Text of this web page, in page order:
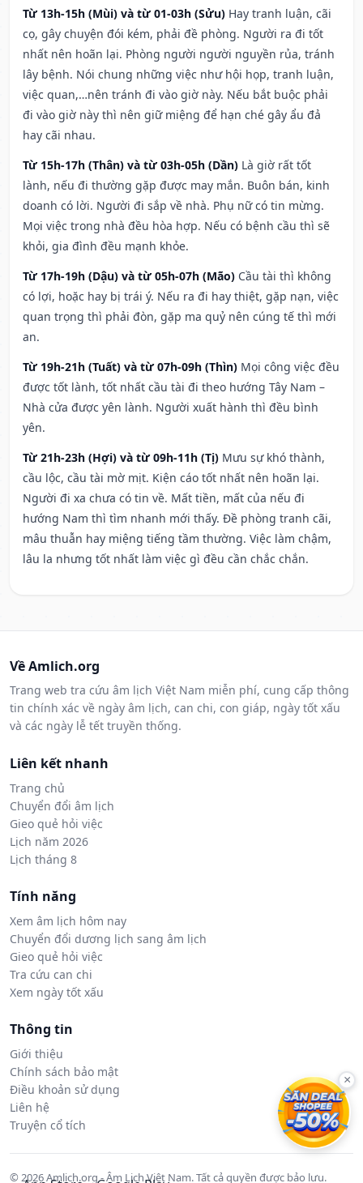
Từ 13h-15h (Mùi) và từ 01-03h (Sửu) Hay tranh luận, cãi
cọ, gây chuyện đói kém, phải đề phòng. Người ra đi tốt
nhất nên hoãn lại. Phòng người người nguyền rủa, tránh
lây bệnh. Nói chung những việc như hội họp, tranh luận,
việc quan,…nên tránh đi vào giờ này. Nếu bắt buộc phải
đi vào giờ này thì nên giữ miệng để hạn ché gây ẩu đả
hay cãi nhau.
Từ 15h-17h (Thân) và từ 03h-05h (Dần) Là giờ rất tốt
lành, nếu đi thường gặp được may mắn. Buôn bán, kinh
doanh có lời. Người đi sắp về nhà. Phụ nữ có tin mừng.
Mọi việc trong nhà đều hòa hợp. Nếu có bệnh cầu thì sẽ
khỏi, gia đình đều mạnh khỏe.
Từ 17h-19h (Dậu) và từ 05h-07h (Mão) Cầu tài thì không
có lợi, hoặc hay bị trái ý. Nếu ra đi hay thiệt, gặp nạn, việc
quan trọng thì phải đòn, gặp ma quỷ nên cúng tế thì mới
an.
Từ 19h-21h (Tuất) và từ 07h-09h (Thìn) Mọi công việc đều
được tốt lành, tốt nhất cầu tài đi theo hướng Tây Nam –
Nhà cửa được yên lành. Người xuất hành thì đều bình
yên.
Từ 21h-23h (Hợi) và từ 09h-11h (Tị) Mưu sự khó thành,
cầu lộc, cầu tài mờ mịt. Kiện cáo tốt nhất nên hoãn lại.
Người đi xa chưa có tin về. Mất tiền, mất của nếu đi
hướng Nam thì tìm nhanh mới thấy. Đề phòng tranh cãi,
mâu thuẫn hay miệng tiếng tầm thường. Việc làm chậm,
lâu la nhưng tốt nhất làm việc gì đều cần chắc chắn.
Về Amlich.org
Trang web tra cứu âm lịch Việt Nam miễn phí, cung cấp thông
tin chính xác về ngày âm lịch, can chi, con giáp, ngày tốt xấu
và các ngày lễ tết truyền thống.
Liên kết nhanh
Trang chủ
Chuyển đổi âm lịch
Gieo quẻ hỏi việc
Lịch năm 2026
Lịch tháng 8
Tính năng
Xem âm lịch hôm nay
Chuyển đổi dương lịch sang âm lịch
Gieo quẻ hỏi việc
Tra cứu can chi
Xem ngày tốt xấu
Thông tin
Giới thiệu
Chính sách bảo mật
Điều khoản sử dụng
Liên hệ
Truyện cổ tích
© 2026 Amlich.org - Âm Lịch Việt Nam. Tất cả quyền được bảo lưu.
×